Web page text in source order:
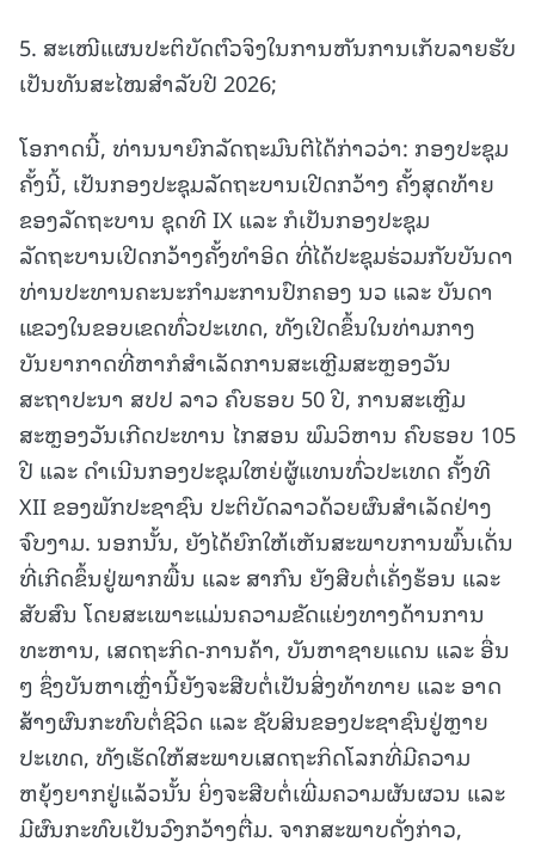
5. ສະເໜີແຜນປະຕິບັດຕົວຈິງໃນການຫັນການເກັບລາຍຮັບ
ເປັນທັນສະໄໝສຳລັບປີ 2026;
ໂອກາດນີ້, ທ່ານນາຍົກລັດຖະມົນຕີໄດ້ກ່າວວ່າ: ກອງປະຊຸມ
ຄັ້ງນີ້, ເປັນກອງປະຊຸມລັດຖະບານເປີດກວ້າງ ຄັ້ງສຸດທ້າຍ
ຂອງລັດຖະບານ ຊຸດທີ IX ແລະ ກໍເປັນກອງປະຊຸມ
ລັດຖະບານເປີດກວ້າງຄັ້ງທໍາອິດ ທີ່ໄດ້ປະຊຸມຮ່ວມກັບບັນດາ
ທ່ານປະທານຄະນະກຳມະການປົກຄອງ ນວ ແລະ ບັນດາ
ແຂວງໃນຂອບເຂດທົ່ວປະເທດ, ທັງເປີດຂຶ້ນໃນທ່າມກາງ
ບັນຍາກາດທີ່ຫາກໍສໍາເລັດການສະເຫຼີມສະຫຼອງວັນ
ສະຖາປະນາ ສປປ ລາວ ຄົບຮອບ 50 ປີ, ການສະເຫຼີມ
ສະຫຼອງວັນເກີດປະທານ ໄກສອນ ພົມວິຫານ ຄົບຮອບ 105
ປີ ແລະ ດໍາເນີນກອງປະຊຸມໃຫຍ່ຜູ້ແທນທົ່ວປະເທດ ຄັ້ງທີ
XII ຂອງພັກປະຊາຊົນ ປະຕິບັດລາວດ້ວຍຜົນສໍາເລັດຢ່າງ
ຈົບງາມ. ນອກນັ້ນ, ຍັງໄດ້ຍົກໃຫ້ເຫັນສະພາບການພົ້ນເດັ່ນ
ທີ່ເກີດຂຶ້ນຢູ່ພາກພື້ນ ແລະ ສາກົນ ຍັງສືບຕໍ່ເຄັ່ງຮ້ອນ ແລະ
ສັບສົນ ໂດຍສະເພາະແມ່ນຄວາມຂັດແຍ່ງທາງດ້ານການ
ທະຫານ, ເສດຖະກິດ-ການຄ້າ, ບັນຫາຊາຍແດນ ແລະ ອື່ນ
ໆ ຊຶ່ງບັນຫາເຫຼົ່ານີ້ຍັງຈະສືບຕໍ່ເປັນສິ່ງທ້າທາຍ ແລະ ອາດ
ສ້າງຜົນກະທົບຕໍ່ຊີວິດ ແລະ ຊັບສິນຂອງປະຊາຊົນຢູ່ຫຼາຍ
ປະເທດ, ທັງເຮັດໃຫ້ສະພາບເສດຖະກິດໂລກທີ່ມີຄວາມ
ຫຍຸ້ງຍາກຢູ່ແລ້ວນັ້ນ ຍິ່ງຈະສືບຕໍ່ເພີ່ມຄວາມຜັນຜວນ ແລະ
ມີຜົນກະທົບເປັນວົງກວ້າງຕື່ມ. ຈາກສະພາບດັ່ງກ່າວ,